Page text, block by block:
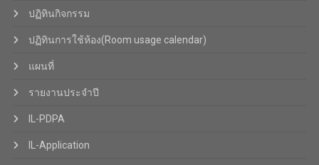
ปฏิทินกิจกรรม
ปฏิทินการใช้ห้อง(Room usage calendar)
แผนที่
รายงานประจำปี
IL-PDPA
IL-Application